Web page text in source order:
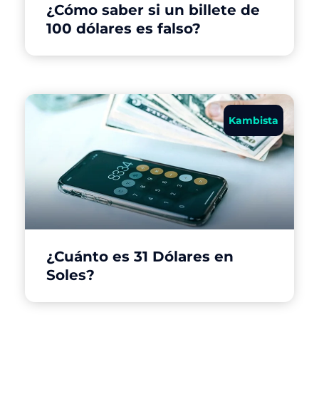
¿Cómo saber si un billete de
100 dólares es falso?
Kambista
¿Cuánto es 31 Dólares en
Soles?